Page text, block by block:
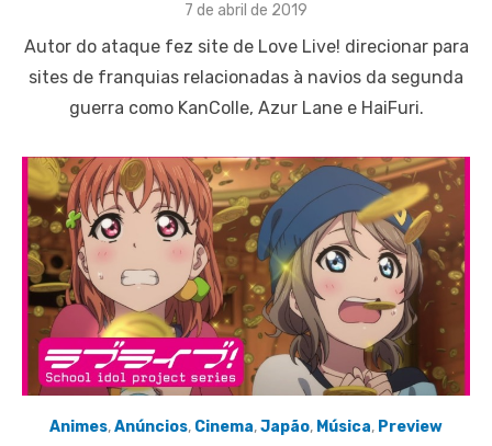
Posted
7 de abril de 2019
Autor do ataque fez site de Love Live! direcionar para
sites de franquias relacionadas à navios da segunda
guerra como KanColle, Azur Lane e HaiFuri.
Animes,Anúncios, Cinema,Japão, Música, Preview